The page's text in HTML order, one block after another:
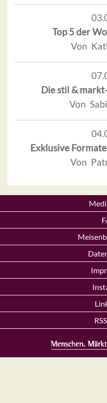
Top 5 der
Von
Die stil &
Von
Exklusive
Von